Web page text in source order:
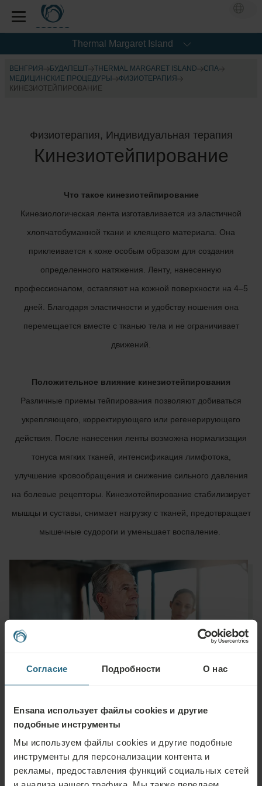
Согласие Подробности О нас
Ensana использует файлы cookies и другие
подобные инструменты
Мы используем файлы cookies и другие подобные
инструменты для персонализации контента и
рекламы, предоставления функций социальных сетей
Thermal Margaret Island
ВЕНГРИЯ БУДАПЕШТ THERMAL MARGARET ISLAND
СПА
МЕДИЦИНСКИЕ ПРОЦЕДУРЫ
ФИЗИОТЕРАПИЯ
КИНЕЗИОТЕЙПИРОВАНИЕ
Физиотерапия, Индивидуальная терапия
Кинезиотейпирование
Что такое кинезиотейпирование
Кинезиологическая лента изготавливается из эластичной
хлопчатобумажной ткани и клеящего материала. Она
приклеивается к коже особым образом для создания
определенного натяжения. Ленту, нанесенную
профессионалом, оставляют на кожной поверхности на 4–5
дней. Благодаря эластичности и удобству ношения она
перемещается вместе с тканью тела и не ограничивает
движений.
Положительное влияние кинезиотейпирования
Различные приемы тейпирования позволяют добиваться
укрепляющего, корректирующего или регенерирующего
действия. После нанесения ленты возможна нормализация
тонуса мягких тканей, интенсификация лимфотока,
улучшение кровообращения и снижение сильного давления
на болевые рецепторы. Кинезиотейпирование стабилизирует
мышцы и суставы, снимает нагрузку с тканей, предотвращает
мышечные судороги и уменьшает воспаление.
Задать вопрос